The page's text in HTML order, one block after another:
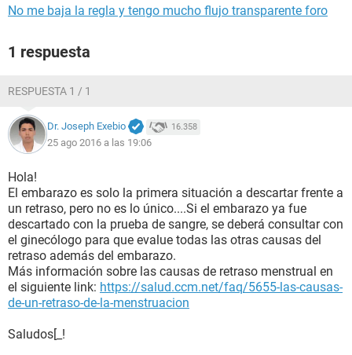
No me baja la regla y tengo mucho flujo transparente foro
1 respuesta
RESPUESTA 1 / 1
Dr. Joseph Exebio 16.358
25 ago 2016 a las 19:06
Hola!
El embarazo es solo la primera situación a descartar frente a
un retraso, pero no es lo único....Si el embarazo ya fue
descartado con la prueba de sangre, se deberá consultar con
el ginecólogo para que evalue todas las otras causas del
retraso además del embarazo.
Más información sobre las causas de retraso menstrual en
el siguiente link: https://salud.ccm.net/faq/5655-las-causas-
de-un-retraso-de-la-menstruacion
Saludos[_!